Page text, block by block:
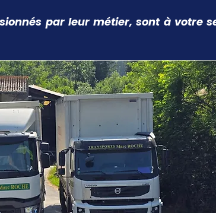
par leur métier, sont à votre